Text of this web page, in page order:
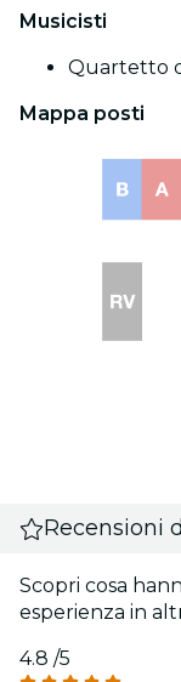
Musicisti
Quartetto
Mappa posti
Recensioni
Scopri cosa
esperienza in
4.8 /5